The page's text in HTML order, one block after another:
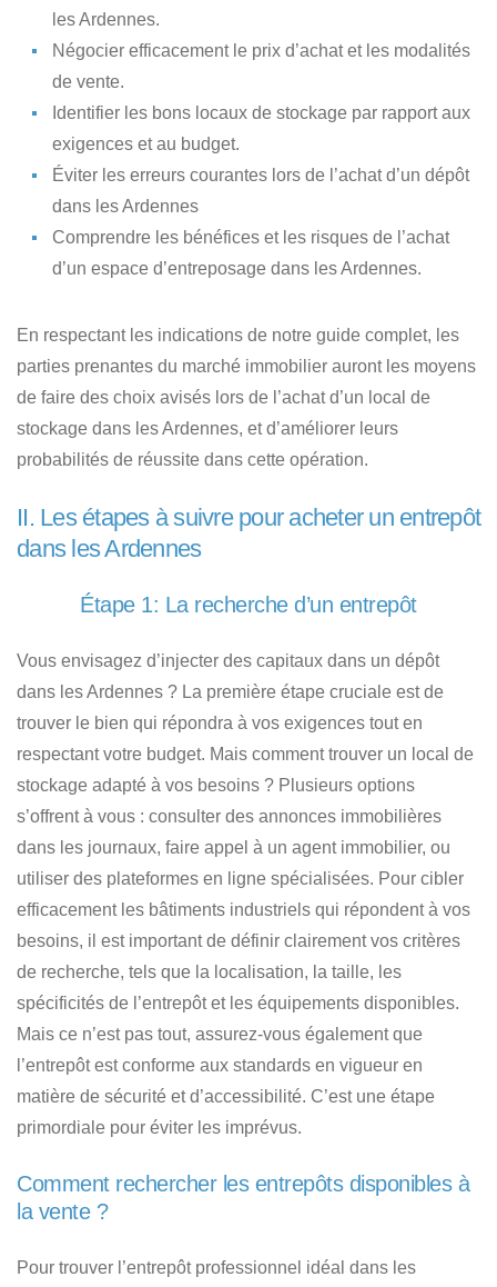
les Ardennes.
Négocier efficacement le prix d’achatet les modalités
de vente.
Identifier les bons locaux de stockage par rapport aux
exigences et au budget.
Éviter les erreurs courantes lors de l’achatd’un dépôt
dans les Ardennes
Comprendre les bénéfices et les risques de l’achat
d’un espace d’entreposage dans les Ardennes.
En respectant les indications de notre guide complet, les
parties prenantes du marché immobilier auront les moyens
de faire des choix avisés lors de l’achat d’un local de
stockage dans les Ardennes, et d’améliorer leurs
probabilités de réussite dans cette opération.
II. Les étapes à suivre pour acheter un entrepôt
dans les Ardennes
Étape 1: La recherche d’un entrepôt
Vous envisagez d’injecter des capitaux dans un dépôt
dans les Ardennes ? La première étape cruciale est de
trouver le bien qui répondra à vos exigences tout en
respectant votre budget. Mais comment trouver un local de
stockage adapté à vos besoins ? Plusieurs options
s’offrent à vous : consulter des annonces immobilières
dans les journaux, faire appel à un agent immobilier, ou
utiliser des plateformes en ligne spécialisées. Pour cibler
efficacement les bâtiments industriels qui répondent à vos
besoins, il est important de définir clairement vos critères
de recherche, tels que la localisation, la taille, les
spécificités de l’entrepôt et les équipements disponibles.
Mais ce n’est pas tout, assurez-vous également que
l’entrepôt est conforme aux standards en vigueur en
matière de sécurité et d’accessibilité. C’est une étape
primordiale pour éviter les imprévus.
Comment rechercher les entrepôts disponibles à
la vente ?
Pour trouver l’entrepôt professionnel idéal dans les